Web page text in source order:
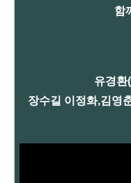
함
유경환
장수길 이정화,김영